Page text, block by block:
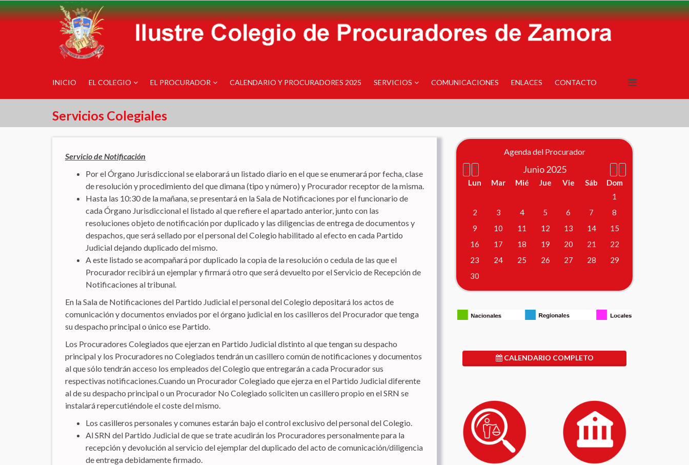
INICIO EL COLEGIO EL PROCURADOR CALENDARIO Y PROCURADORES 2025 SERVICIOS COMUNICACIONES ENLACES CONTACTO
Servicios Colegiales
Servicio de Notificación
Por el Órgano Jurisdiccional se elaborará un listado diario en el que se enumerará por fecha, clase
de resolución y procedimiento del que dimana (tipo y número) y Procurador receptor de la misma.
Hasta las 10:30 de la mañana, se presentará en la Sala de Notificaciones por el funcionario de
cada Órgano Jurisdiccional el listado al que refiere el apartado anterior, junto con las
resoluciones objeto de notificación por duplicado y las diligencias de entrega de documentos y
despachos, que será sellado por el personal del Colegio habilitado al efecto en cada Partido
Judicial dejando duplicado del mismo.
A este listado se acompañará por duplicado la copia de la resolución o cedula de las que el
Procurador recibirá un ejemplar y firmará otro que será devuelto por el Servicio de Recepción de
Notificaciones al tribunal.
En la Sala de Notificaciones del Partido Judicial el personal del Colegio depositará los actos de
comunicación y documentos enviados por el órgano judicial en los casilleros del Procurador que tenga
su despacho principal o único ese Partido.
Los Procuradores Colegiados que ejerzan en Partido Judicial distinto al que tengan su despacho
principal y los Procuradores no Colegiados tendrán un casillero común de notificaciones y documentos
al que sólo tendrán acceso los empleados del Colegio que entregarán a cada Procurador sus
respectivas notificaciones.Cuando un Procurador Colegiado que ejerza en el Partido Judicial diferente
al de su despacho principal o un Procurador No Colegiado soliciten un casillero propio en el SRN se
instalará repercutiéndole el coste del mismo.
Los casilleros personales y comunes estarán bajo el control exclusivo del personal del Colegio.
Al SRN del Partido Judicial de que se trate acudirán los Procuradores personalmente para la
recepción y devolución al servicio del ejemplar del duplicado del acto de comunicación/diligencia
de entrega debidamente firmado.
Agenda del Procurador
Año
anterior
Mes
anterior Próximo
año
Próximo
mes
Junio 2025
Lun Mar Mié Jue Vie Sáb
Dom
1
2
3 4 5 6 7
8
9
10 11 12 13 14
15
16
17 18 19 20 21
22
23
24 25 26 27 28
29
30
CALENDARIO COMPLETO